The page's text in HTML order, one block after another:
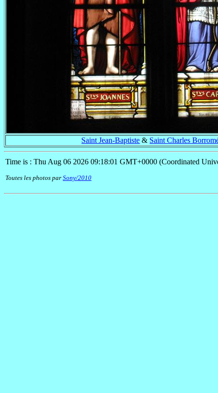
Saint Jean-Baptiste & Saint Charles
Time is : Thu Aug 06 2026 09:18:01 GMT+0000 (Coordinated
Toutes les photos par Sony/2010